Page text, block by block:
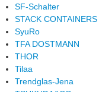
SF-Schalter
STACK CONTAINERS
SyuRo
TFA DOSTMANN
THOR
Tilaa
Trendglas-Jena